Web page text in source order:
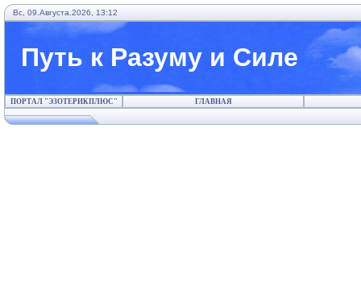
Вс, 09.Августа.2026, 13:12
Путь к Разуму и Силе
ПОРТАЛ "ЭЗОТЕРИКПЛЮС" ГЛАВНАЯ